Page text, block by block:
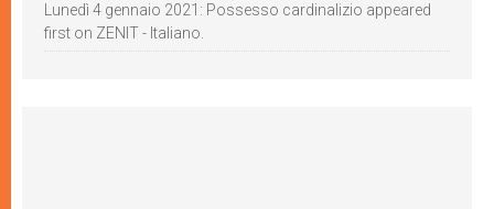
Lunedì 4 gennaio 2021: Possesso cardinalizio appeared
first on ZENIT - Italiano.